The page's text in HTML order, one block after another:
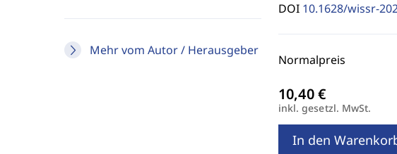
Mehr vom Autor / Herausgeber
DOI 10.1628/wissr-
Normalpreis
inkl. gesetzl. MwSt.
In den